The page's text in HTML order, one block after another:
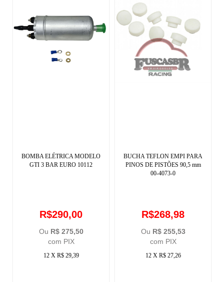
BOMBA ELÉTRICA MODELO
GTI 3 BAR EURO 10112
R$290,00
Ou R$ 275,50
com PIX
12 X R$ 29,39
BUCHA TEFLON EMPI PARA
PINOS DE PISTÕES 90,5 mm
00-4073-0
R$268,98
Ou R$ 255,53
com PIX
12 X R$ 27,26